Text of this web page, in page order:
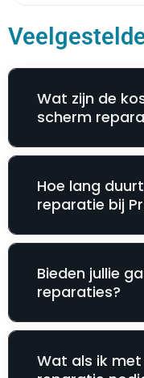
Wat zijn de
scherm
Hoe lang
reparatie bij
Bieden jullie
reparaties?
Wat als ik